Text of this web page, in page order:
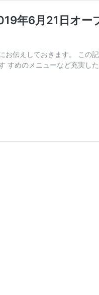
年6月21日オ
お伝えしておきます。 この
すめのメニューなど充実